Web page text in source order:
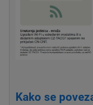
Kako se